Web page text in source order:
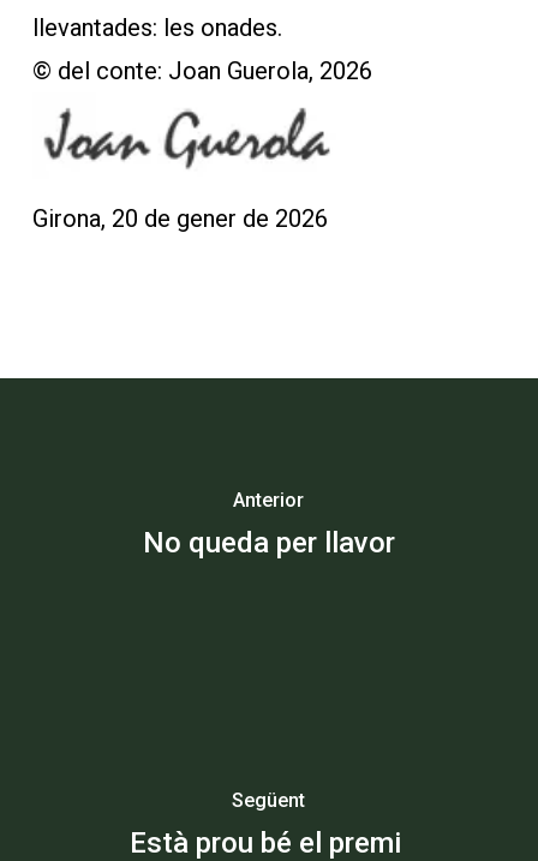
llevantades: les onades.
© del conte: Joan Guerola, 2026
Girona, 20 de gener de 2026
Anterior
No queda per llavor
Següent
Està prou bé el premi